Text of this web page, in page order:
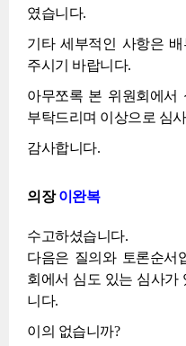
였습니다.
기타 세부적인 사항은
주시기 바랍니다.
아무쪼록 본 위원회에서
부탁드리며 이상으로 심
감사합니다.
의장이완복
수고하셨습니다.
다음은 질의와 토론순서
회에서 심도 있는 심사가
니다.
이의 없습니까?